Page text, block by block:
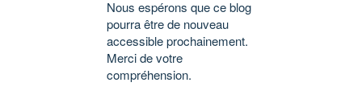
Nous espérons que ce blog
pourra être de nouveau
accessible prochainement.
Merci de votre
compréhension.